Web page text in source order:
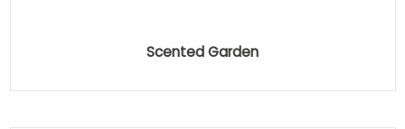
Scented Garden